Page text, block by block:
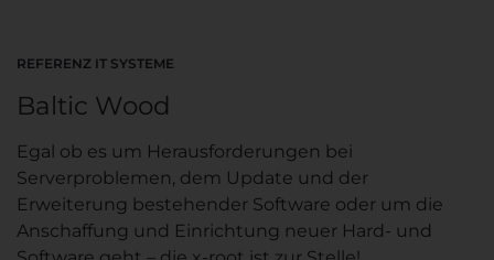
REFERENZ IT SYSTEME
Baltic Wood
Egal ob es um Herausforderungen bei
Serverproblemen, dem Update und der
Erweiterung bestehender Software oder um die
Anschaffung und Einrichtung neuer Hard- und